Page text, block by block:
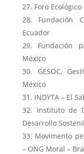
Foro Ecológico
Fundación
Ecuador
Fundación
México
GESOC,
México
INDYTA – El
Instituto de
Desarrollo
Movimento
– ONG Moral –